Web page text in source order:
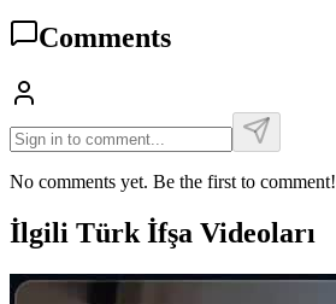
Comments
No comments yet. Be the first to comment!
İlgili Türk İfşa Videoları